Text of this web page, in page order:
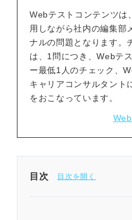
Webテストコンテンツは
用しながら社内の編集部
ナルの問題となります。
は、1問につき、Webテ
ー最低1人のチェック、
キャリアコンサルタント
をおこなっています。
目次